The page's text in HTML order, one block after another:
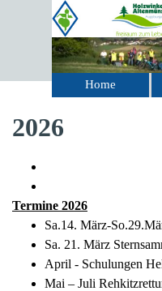
Direkt zum Seiteninhalt
Home
2026
Termine 2026
Sa.14. März-
Sa. 21. März
April - Schulungen
Mai – Juli